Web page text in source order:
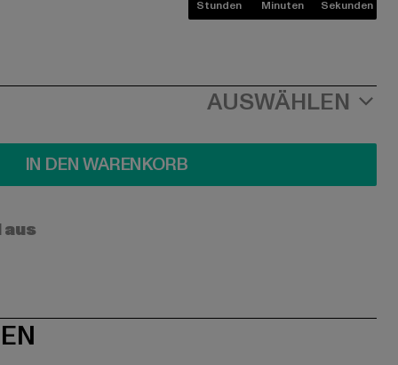
Stunden Minuten Sekunden
AUSWÄHLEN
IN DEN WARENKORB